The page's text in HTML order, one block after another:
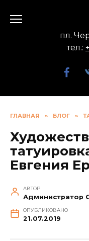
пл.
тел.:
ГЛАВНАЯ » БЛОГ »
Евгения
АВТОР
ОПУБЛИКОВАНО
21.07.2019